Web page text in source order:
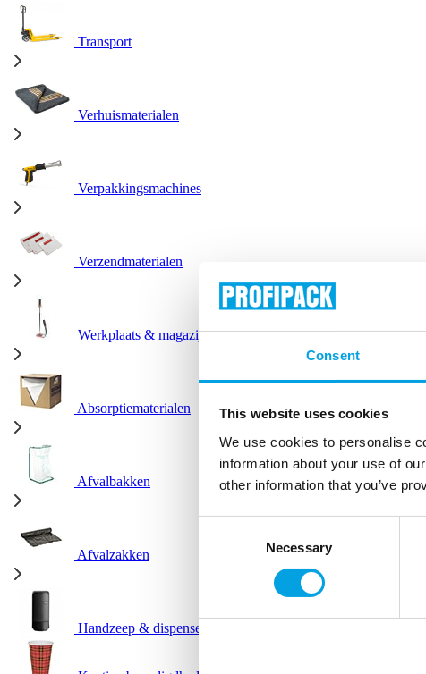
Consent
This website uses cookies
We use cookies to personalise
information about your use of
other information that you’ve
Necessary
Transport
Verhuismaterialen
Verpakkingsmachines
Verzendmaterialen
Werkplaats & magazijn
Absorptiematerialen
Afvalbakken
Afvalzakken
Handzeep & dispensers